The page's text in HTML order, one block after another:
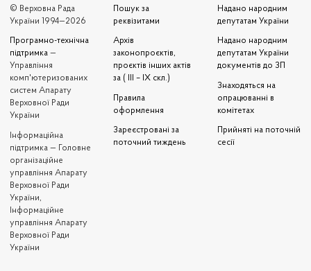
© Верховна Рада
України 1994—2026
Програмно-технічна
підтримка —
Управління
комп'ютеризованих
систем Апарату
Верховної Ради
України
Iнформаційна
підтримка — Головне
організаційне
управління Апарату
Верховної Ради
України,
Інформаційне
управління Апарату
Верховної Ради
України
Пошук за
реквізитами
Архів
законопроєктів,
проєктів інших актів
за ( III – IX скл.)
Правила
оформлення
Зареєстровані за
поточний тиждень
Надано народним
депутатам України
Надано народним
депутатам України
документів до ЗП
Знаходяться на
опрацюванні в
комітетах
Прийняті на поточній
сесії